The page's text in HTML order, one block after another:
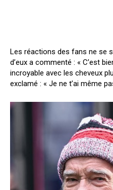
Les réactions des fans ne se
d’eux a commenté : « C’est
incroyable avec les cheveux
exclamé : « Je ne t’ai même